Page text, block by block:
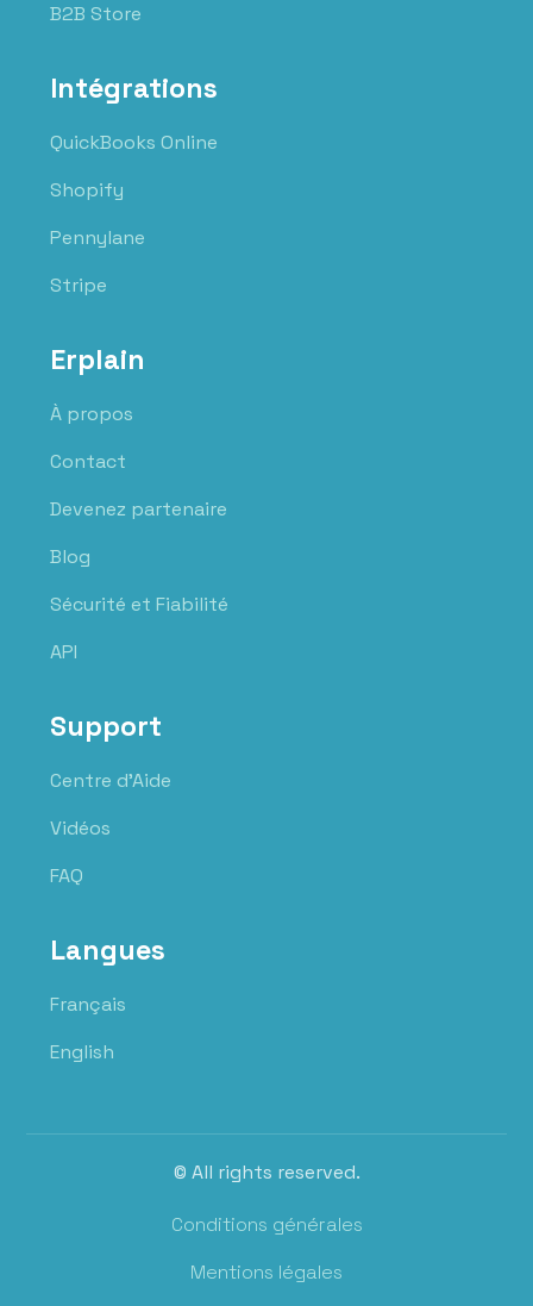
B2B Store
Intégrations
QuickBooks Online
Shopify
Pennylane
Stripe
Erplain
À propos
Contact
Devenez partenaire
Blog
Sécurité et Fiabilité
API
Support
Centre d'Aide
Vidéos
FAQ
Langues
Français
English
© All rights reserved.
Conditions générales
Mentions légales